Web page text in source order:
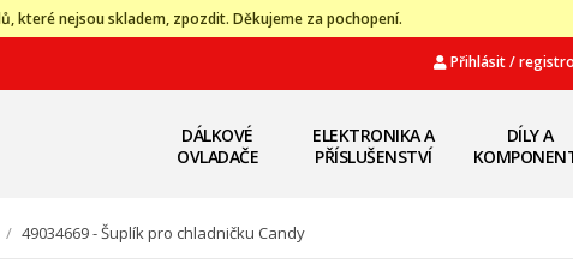
které nejsou skladem, zpozdit. Děkujeme za pochopení.
Přihlásit /
DÁLKOVÉ
OVLADAČE
ELEKTRONIKA A
PŘÍSLUŠENSTVÍ
DÍLY A
/ 49034669 - Šuplík pro chladničku Candy